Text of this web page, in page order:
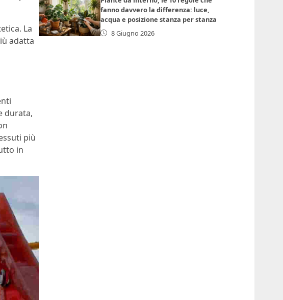
La
adatta
durata,
più
in
fanno davvero la differenza: luce,
acqua e posizione stanza per stanza
8 Giugno 2026